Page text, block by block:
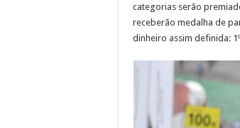
categorias serão
receberão medalha de
dinheiro assim definida: 1º